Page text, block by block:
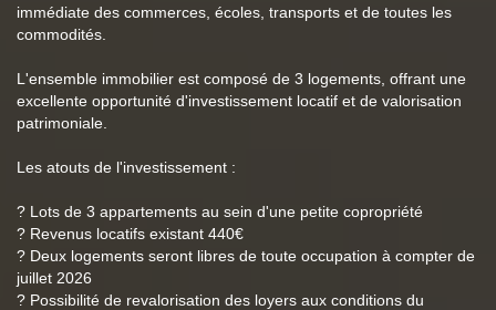
immédiate des commerces, écoles, transports et de toutes les
commodités.
L'ensemble immobilier est composé de 3 logements, offrant une
excellente opportunité d'investissement locatif et de valorisation
patrimoniale.
Les atouts de l'investissement :
? Lots de 3 appartements au sein d'une petite copropriété
? Revenus locatifs existant 440€
? Deux logements seront libres de toute occupation à compter de
juillet 2026
? Possibilité de revalorisation des loyers aux conditions du